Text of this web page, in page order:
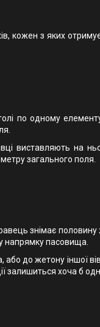
кожен з яких
по одному
виставляють на
загального поля.
знімає
напрямку пасовища.
до жетону іншої
залишиться хоча б